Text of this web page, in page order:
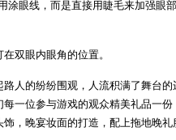
眼线，而是直接用睫毛来加强
双眼内眼角的位置。
人的纷纷围观，人流积满了舞台
一位参与游戏的观众精美礼品一
，晚宴妆面的打造，配上拖地晚礼